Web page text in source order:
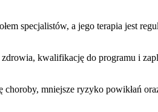
specjalistów, a jego terapia jest
kwalifikację do programu i
mniejsze ryzyko powikłań